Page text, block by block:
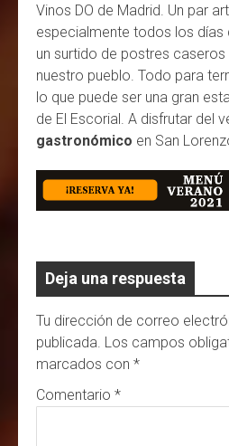
Vinos DO de Madrid. Un par
especialmente todos los días
un surtido de postres
nuestro pueblo. Todo para
lo que puede ser una gran
de El Escorial. A disfrutar del
gastronómico en San
Deja una respuesta
Tu dirección de correo
publicada. Los campos
marcados con *
Comentario *